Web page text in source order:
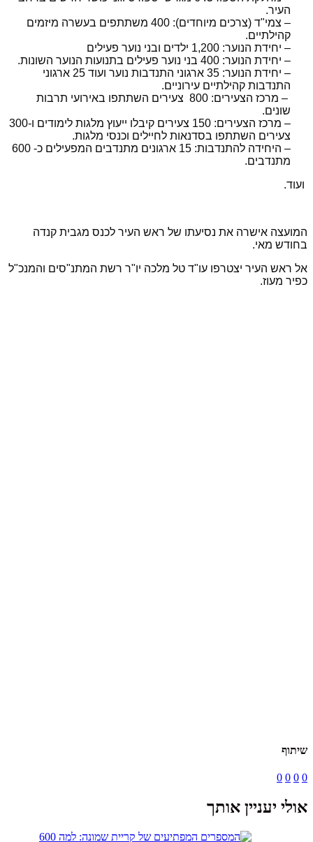
העיר.
– צמי"ד (צרכים מיוחדים): 400 משתתפים בעשרה מיזמים
קהילתיים.
– יחידת הנוער: 1,200 ילדים ובני נוער פעילים
– יחידת הנוער: 400 בני נוער פעילים בתנועות הנוער השונות.
– יחידת הנוער: 35 ארגוני התנדבות נוער ועוד 25 ארגוני
התנדבות קהילתיים עירוניים.
– מרכז הצעירים: 800 צעירים השתתפו באירועי תרבות
שונים.
– מרכז הצעירים: 150 צעירים קיבלו ייעוץ מלגות לימודים ו-300
צעירים השתתפו בסדנאות לחיילים וכנסי מלגות.
– היחידה להתנדבות: 15 ארגונים מתנדבים המפעילים כ- 600
מתנדבים.
ועוד.
המועצה אישרה את נסיעתו של ראש העיר לכנס מגבית קנדה
בחודש מאי.
אל ראש העיר יצטרפו עו"ד טל מלכה יו"ר רשת המתנ"סים והמנכ"ל
כפיר מעוז.
שיתוף
0
0
0
0
אולי יעניין אותך